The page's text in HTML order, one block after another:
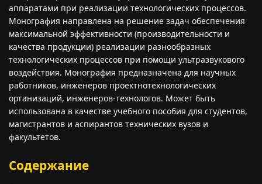
аппаратами при реализации технологических процессов.
Монография направлена на решение задач обеспечения
максимальной эффективности (производительности и
качества продукции) реализации разнообразных
технологических процессов при помощи ультразвукового
воздействия. Монография предназначена для научных
работников, инженеров проектнотехнологических
организаций, инженеров-технологов. Может быть
использована в качестве учебного пособия для студентов,
магистрантов и аспирантов технических вузов и
факультетов.
Содержание